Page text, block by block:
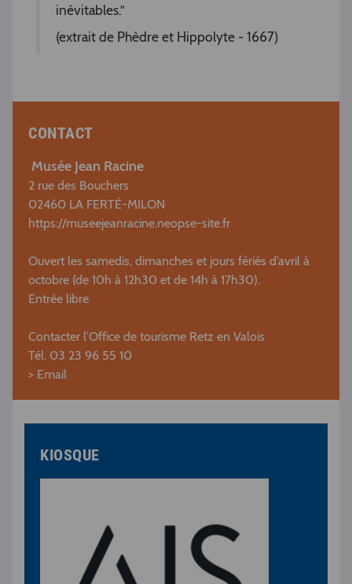
inévitables.”
(extrait de Phèdre et Hippolyte - 1667)
CONTACT
Musée Jean Racine
2 rue des Bouchers
02460 LA FERTÉ-MILON
https://museejeanracine.neopse-site.fr
Ouvert les samedis, dimanches et jours fériés d’avril à
octobre (de 10h à 12h30 et de 14h à 17h30).
Entrée libre
Contacter l’Office de tourisme Retz en Valois
Tél. 03 23 96 55 10
> Email
KIOSQUE